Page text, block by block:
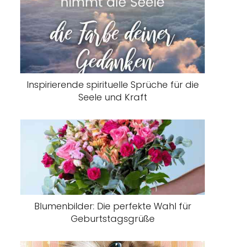
Inspirierende spirituelle Sprüche für die
Seele und Kraft
Blumenbilder: Die perfekte Wahl für
Geburtstagsgrüße